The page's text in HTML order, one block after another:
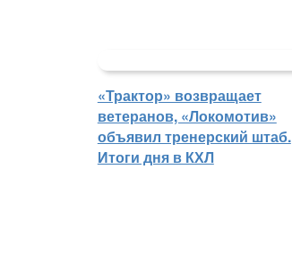
«Трактор» возвращает
ветеранов, «Локомотив»
объявил тренерский штаб.
Итоги дня в КХЛ